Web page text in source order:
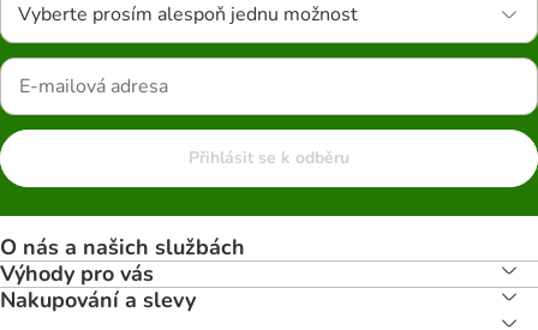
Vyberte prosím alespoň jednu možnost
Přihlásit se k odběru
O nás a našich službách
Výhody pro vás
Nakupování a slevy